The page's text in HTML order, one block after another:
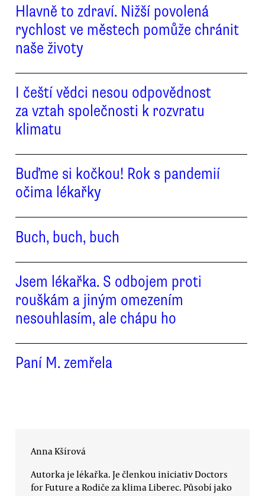
Hlavně to zdraví. Nižší povolená
rychlost ve městech pomůže chránit
naše životy
I čeští vědci nesou odpovědnost
za vztah společnosti k rozvratu
klimatu
Buďme si kočkou! Rok s pandemií
očima lékařky
Buch, buch, buch
Jsem lékařka. S odbojem proti
rouškám a jiným omezením
nesouhlasím, ale chápu ho
Paní M. zemřela
Anna Kšírová
Autorka je lékařka. Je členkou iniciativ Doctors
for Future a Rodiče za klima Liberec. Působí jako